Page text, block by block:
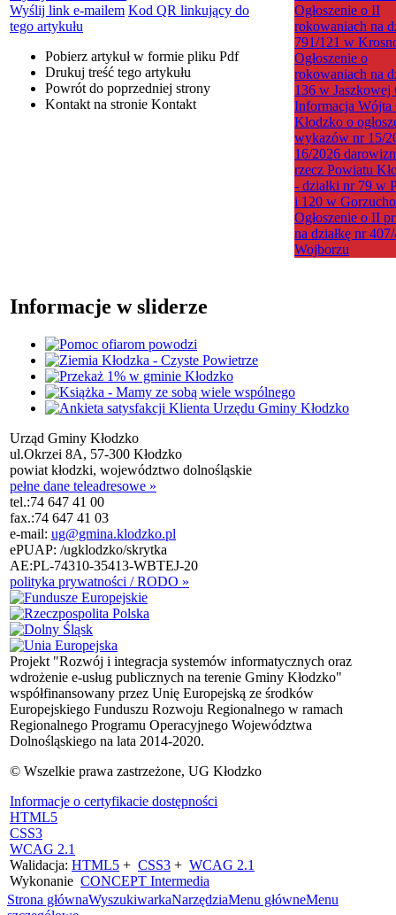
Wyślij link e-mailem Kod QR linkujący do
tego artykułu
Pobierz artykuł w formie pliku Pdf
Drukuj treść tego artykułu
Powrót do poprzedniej strony
Kontakt na stronie Kontakt
Ogłoszenie o II
rokowaniach na
791/121 w
Ogłoszenie o
rokowaniach na
136 w Jaszkowej
Informacja Wójta
Kłodzko o
wykazów nr 15/
16/2026
rzecz Powiatu
- działki nr 79 w
i 120 w
Ogłoszenie o II
na działkę nr
Wojborzu
Informacje w sliderze
Urząd Gminy Kłodzko
ul.Okrzei 8A, 57-300 Kłodzko
powiat kłodzki, województwo dolnośląskie
pełne dane teleadresowe »
tel.:74 647 41 00
fax.:74 647 41 03
e-mail: ug@gmina.klodzko.pl
ePUAP: /ugklodzko/skrytka
AE:PL-74310-35413-WBTEJ-20
polityka prywatności / RODO »
Projekt "Rozwój i integracja systemów informatycznych oraz
wdrożenie e-usług publicznych na terenie Gminy Kłodzko"
współfinansowany przez Unię Europejską ze środków
Europejskiego Funduszu Rozwoju Regionalnego w ramach
Regionalnego Programu Operacyjnego Województwa
Dolnośląskiego na lata 2014-2020.
© Wszelkie prawa zastrzeżone, UG Kłodzko
Informacje o certyfikacie dostępności
HTML5
CSS3
WCAG 2.1
Walidacja: HTML5 + CSS3 + WCAG 2.1
Wykonanie CONCEPT Intermedia
Strona głównaWyszukiwarkaNarzędziaMenu główneMenu